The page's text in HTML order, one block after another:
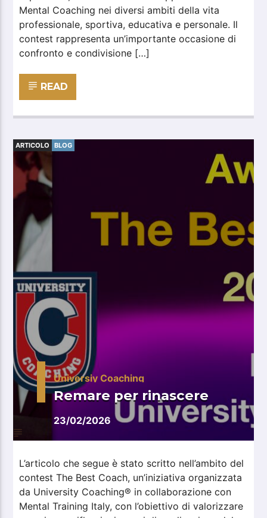
Mental Coaching nei diversi ambiti della vita
professionale, sportiva, educativa e personale. Il
contest rappresenta un’importante occasione di
confronto e condivisione […]
READ
ARTICOLO BLOG
Universiy Coaching
23/02/2026
Remare per rinascere
L’articolo che segue è stato scritto nell’ambito del
contest The Best Coach, un’iniziativa organizzata
da University Coaching® in collaborazione con
Mental Training Italy, con l’obiettivo di valorizzare